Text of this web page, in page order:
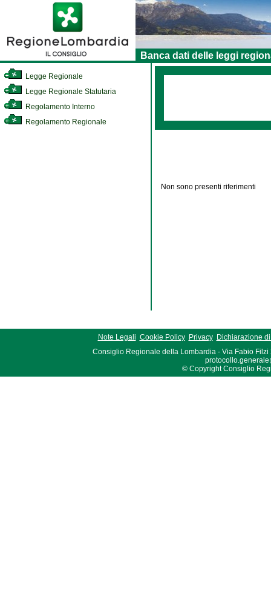
Banca dati delle leggi
Legge Regionale
Legge Regionale Statutaria
Regolamento Interno
Regolamento Regionale
Non sono presenti riferimenti
Note Legali Cookie Policy Privacy
Dichiarazione
Consiglio Regionale della Lombardia - Via Fabio Filzi
© Copyright Consiglio